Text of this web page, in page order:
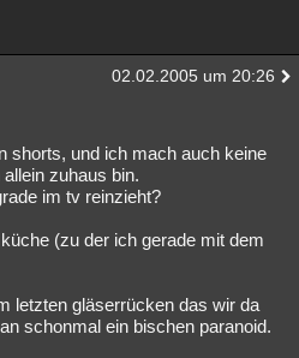
02.02.2005 um 20:26
shorts, und ich mach auch keine
zuhaus bin.
im tv reinzieht?
(zu der ich gerade mit dem
letzten gläserrücken das wir da
schonmal ein bischen paranoid.